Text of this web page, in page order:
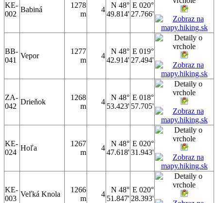
KE-
002
Babiná
1278
m
4
N 48°
49.814'
E 020°
27.766'
BB-
041
Vepor
1277
m
4
N 48°
42.914'
E 019°
27.494'
ZA-
042
Drieňok
1268
m
4
N 48°
53.423'
E 018°
57.705'
KE-
024
Hoľa
1267
m
4
N 48°
47.618'
E 020°
31.943'
KE-
003
Veľká Knola
1266
m
4
N 48°
51.847'
E 020°
28.393'